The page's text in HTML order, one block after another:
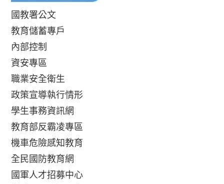
國教署公文
教育儲蓄專戶
內部控制
資安專區
職業安全衛生
政策宣導執行情形
學生事務資訊網
教育部反霸凌專區
機車危險感知教育
全民國防教育網
國軍人才招募中心